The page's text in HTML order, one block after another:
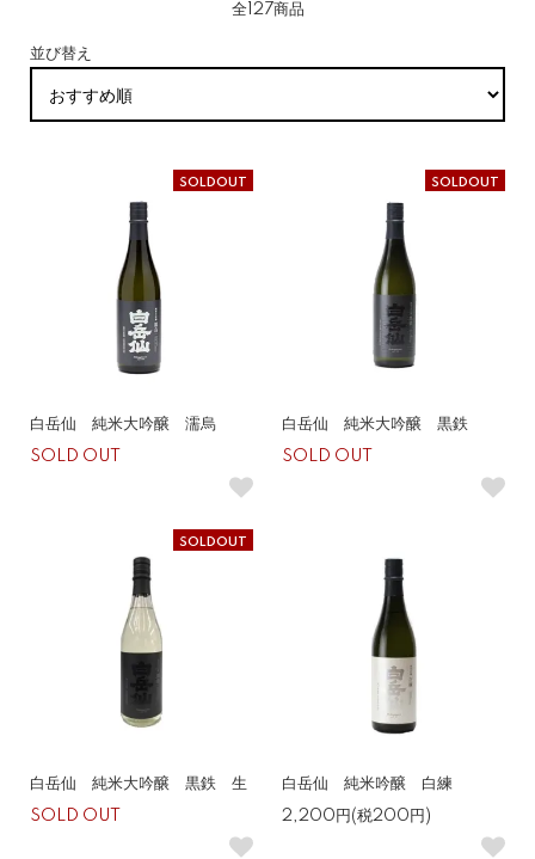
全127商品
並び替え
SOLDOUT
白岳仙 純米大吟醸 濡烏
SOLD OUT
SOLDOUT
白岳仙 純米大吟醸 黒鉄
SOLD OUT
SOLDOUT
白岳仙 純米大吟醸 黒鉄 生
SOLD OUT
白岳仙 純米吟醸 白練
2,200円(税200円)